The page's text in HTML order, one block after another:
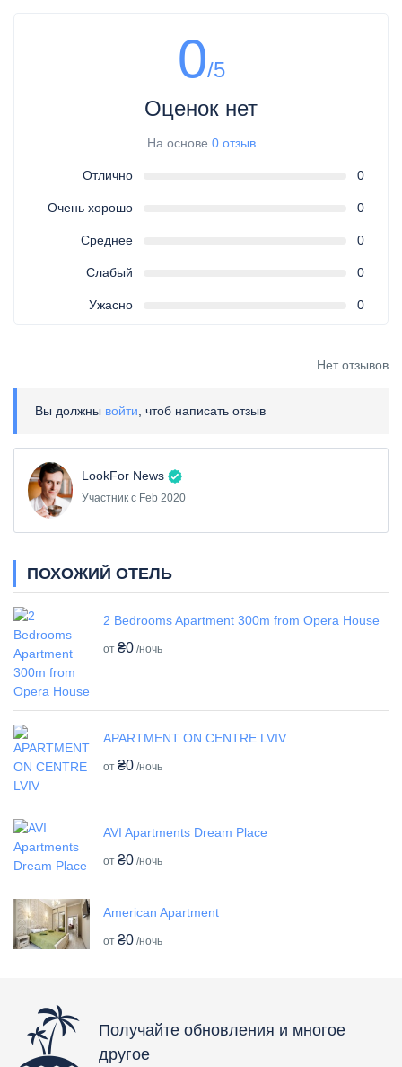
0/5
Оценок нет
На основе 0 отзыв
Отлично 0
Очень хорошо 0
Среднее 0
Слабый 0
Ужасно 0
Нет отзывов
Вы должны войти , чтоб написать отзыв
LookFor News
Участник с Feb 2020
ПОХОЖИЙ ОТЕЛЬ
2 Bedrooms Apartment 300m from Opera House
от ₴0 /ночь
APARTMENT ON CENTRE LVIV
от ₴0 /ночь
AVI Apartments Dream Place
от ₴0 /ночь
American Apartment
от ₴0 /ночь
Получайте обновления и многое
другое